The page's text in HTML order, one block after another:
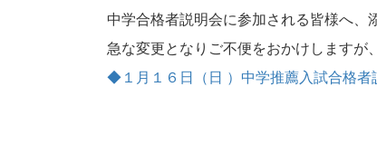
中学合格者説明会に参加される皆様へ、
急な変更となりご不便をおかけしますが
◆１月１６日（日 ）中学推薦入試合格